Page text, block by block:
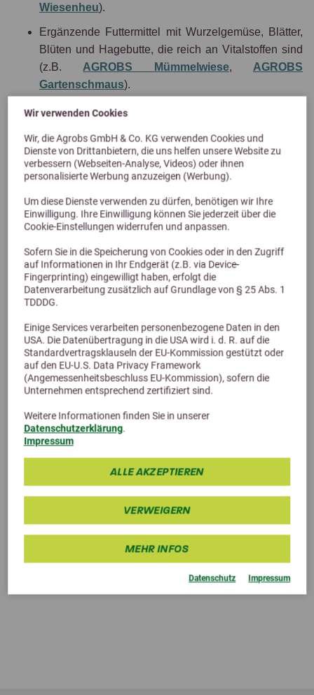
Wir verwenden Cookies
Wir, die Agrobs GmbH & Co. KG verwenden Cookies und
Dienste von Drittanbietern, die uns helfen unsere Website zu
verbessern (Webseiten-Analyse, Videos) oder ihnen
personalisierte Werbung anzuzeigen (Werbung).
Um diese Dienste verwenden zu dürfen, benötigen wir Ihre
Einwilligung. Ihre Einwilligung können Sie jederzeit über die
Cookie-Einstellungen widerrufen und anpassen.
Sofern Sie in die Speicherung von Cookies oder in den Zugriff
auf Informationen in Ihr Endgerät (z.B. via Device-
Fingerprinting) eingewilligt haben, erfolgt die
Datenverarbeitung zusätzlich auf Grundlage von § 25 Abs. 1
TDDDG.
Einige Services verarbeiten personenbezogene Daten in den
USA. Die Datenübertragung in die USA wird i. d. R. auf die
Standardvertragsklauseln der EU-Kommission gestützt oder
auf den EU-U.S. Data Privacy Framework
(Angemessenheitsbeschluss EU-Kommission), sofern die
Unternehmen entsprechend zertifiziert sind.
Weitere Informationen finden Sie in unserer
Datenschutzerklärung.
Impressum
ALLE AKZEPTIEREN
VERWEIGERN
MEHR INFOS
Datenschutz Impressum
Wiesenheu).
Ergänzende Futtermittel mit Wurzelgemüse, Blätter,
Blüten und Hagebutte, die reich an Vitalstoffen sind
(z.B. AGROBS Mümmelwiese, AGROBS
Gartenschmaus).
Bei erhöhtem Energiebedarf Futtermischungen mit
Fettsäuren liefern (z.B.AGROBS Nagermenü
Kräuter- und Blütenzusätze (z. B. Ringelblume)
AGROBS Ringelblumenblüten)
Durch Pflege:
Regelmäßiges Bürsten entfernt überschüssige
Haare und verhindert Haarballen.
Durch Haltung:
Immer frisches Wasser bereitstellen.
Viel Bewegung ermöglicht gute Durchblutung und
Verdauung und unterstützt so den Fellwechsel.